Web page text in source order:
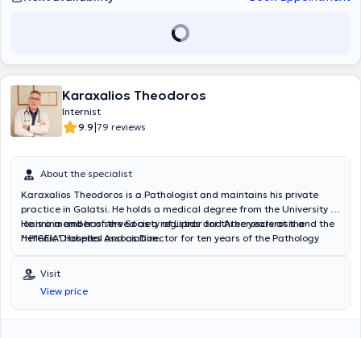
Karaxalios Theodoros
Internist
9.9|79 reviews
About the specialist
Karaxalios Theodoros is a Pathologist and maintains his private
practice in Galatsi. He holds a medical degree from the University of
Ioannina and has served as a registrar for three years at the
"HYGEIA" Hospital and as Director for ten years of the Pathology
He is a member of the Society of Lipids and Atherosclerosis and the
Hellenic Diabetes Association.
Visit
View price